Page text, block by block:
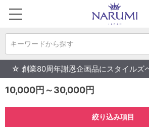
キーワードから探す
☆ 創業80周年謝恩企画品にスタイルズ
10,000円～30,000円
絞り込み項目